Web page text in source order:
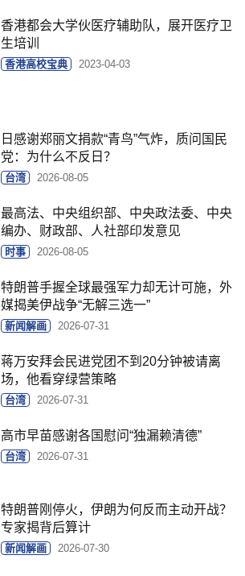
香港都会大学伙医疗辅助队，展开医疗卫
生培训
香港高校宝典 2023-04-03
日感谢郑丽文捐款“青鸟”气炸，质问国民
党：为什么不反日？
台湾 2026-08-05
最高法、中央组织部、中央政法委、中央
编办、财政部、人社部印发意见
时事 2026-08-05
特朗普手握全球最强军力却无计可施，外
媒揭美伊战争“无解三选一”
新闻解画 2026-07-31
蒋万安拜会民进党团不到20分钟被请离
场，他看穿绿营策略
台湾 2026-07-31
高市早苗感谢各国慰问“独漏赖清德”
台湾 2026-07-31
特朗普刚停火，伊朗为何反而主动开战？
专家揭背后算计
新闻解画 2026-07-30